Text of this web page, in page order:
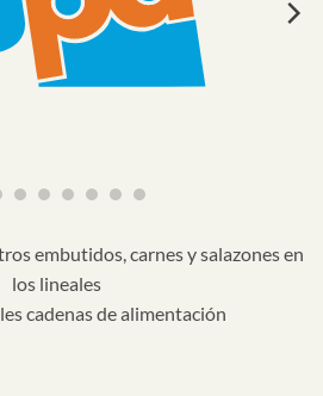
embutidos, carnes y salazones en
los lineales
cadenas de alimentación